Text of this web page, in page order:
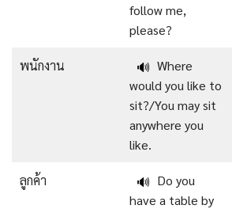
follow me,
please?
พนักงาน 🔊 Where
would you like to
sit?/You may sit
anywhere you
like.
ลูกค้า 🔊 Do you
have a table by